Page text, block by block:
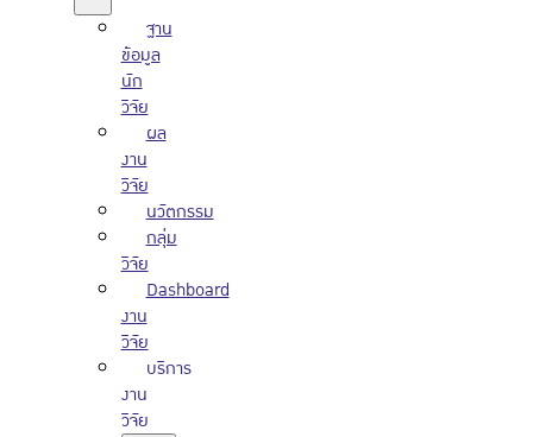
ฐาน
ข้อมูล
นัก
วิจัย
ผล
งาน
วิจัย
นวัตกรรม
กลุ่ม
วิจัย
Dashboard
งาน
วิจัย
บริการ
งาน
วิจัย